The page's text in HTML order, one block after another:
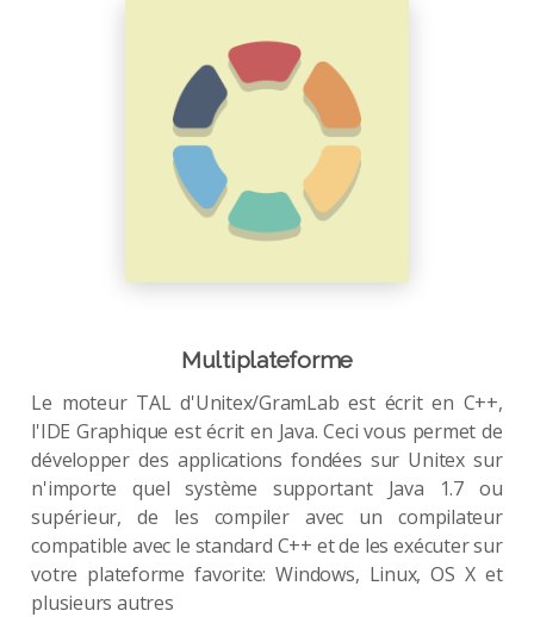
Multiplateforme
Le moteur TAL d'Unitex/GramLab est écrit en C++,
l'IDE Graphique est écrit en Java. Ceci vous permet de
développer des applications fondées sur Unitex sur
n'importe quel système supportant Java 1.7 ou
supérieur, de les compiler avec un compilateur
compatible avec le standard C++ et de les exécuter sur
votre plateforme favorite: Windows, Linux, OS X et
plusieurs autres